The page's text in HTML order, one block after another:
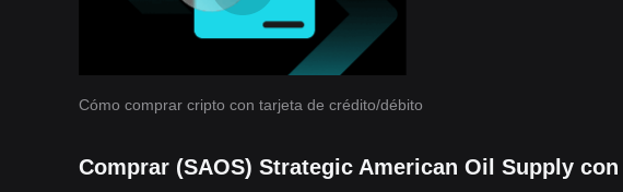
Cómo comprar cripto con tarjeta de crédito/débito
Comprar (SAOS) Strategic American Oil Supply